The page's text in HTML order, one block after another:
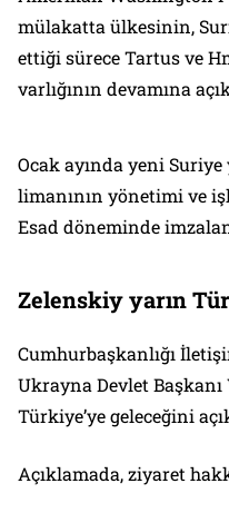
mülakatta ülkesinin,
ettiği sürece Tartus ve
varlığının devamına
Ocak ayında yeni
limanının yönetimi ve
Esad döneminde
Zelenskiy yarın
Cumhurbaşkanlığı
Ukrayna Devlet
Türkiye’ye geleceğini
Açıklamada, ziyaret